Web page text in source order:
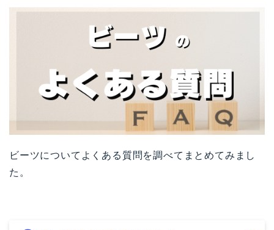
ビーツについてよくある質問を調べてまとめてみまし
た。